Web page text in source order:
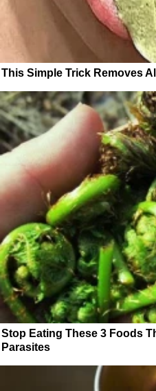
This Simple Trick Removes
Stop Eating These 3 Foods
Parasites